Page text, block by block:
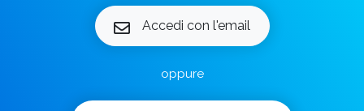
Accedi con l'email
oppure